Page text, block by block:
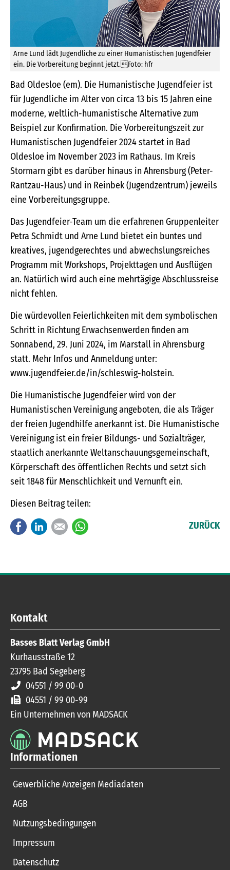
Arne Lund lädt Jugendliche zu einer Humanistischen Jugendfeier
ein. Die Vorbereitung beginnt jetzt.Foto: hfr
Bad Oldesloe (em). Die Humanistische Jugendfeier ist
für Jugendliche im Alter von circa 13 bis 15 Jahren eine
moderne, weltlich-humanistische Alternative zum
Beispiel zur Konfirmation. Die Vorbereitungszeit zur
Humanistischen Jugendfeier 2024 startet in Bad
Oldesloe im November 2023 im Rathaus. Im Kreis
Stormarn gibt es darüber hinaus in Ahrensburg (Peter-
Rantzau-Haus) und in Reinbek (Jugendzentrum) jeweils
eine Vorbereitungsgruppe.
Das Jugendfeier-Team um die erfahrenen Gruppenleiter
Petra Schmidt und Arne Lund bietet ein buntes und
kreatives, jugendgerechtes und abwechslungsreiches
Programm mit Workshops, Projekttagen und Ausflügen
an. Natürlich wird auch eine mehrtägige Abschlussreise
nicht fehlen.
Die würdevollen Feierlichkeiten mit dem symbolischen
Schritt in Richtung Erwachsenwerden finden am
Sonnabend, 29. Juni 2024, im Marstall in Ahrensburg
statt. Mehr Infos und Anmeldung unter:
www.jugendfeier.de/in/schleswig-holstein.
Die Humanistische Jugendfeier wird von der
Humanistischen Vereinigung angeboten, die als Träger
der freien Jugendhilfe anerkannt ist. Die Humanistische
Vereinigung ist ein freier Bildungs- und Sozialträger,
staatlich anerkannte Weltanschauungsgemeinschaft,
Körperschaft des öffentlichen Rechts und setzt sich
seit 1848 für Menschlichkeit und Vernunft ein.
Diesen Beitrag teilen:
FacebookLinkedInE-mail ZURÜCK
Kontakt
Basses Blatt Verlag GmbH
Kurhausstraße 12
23795 Bad Segeberg
04551 / 99 00-0
04551 / 99 00-99
Ein Unternehmen von MADSACK
Informationen
Gewerbliche Anzeigen Mediadaten
AGB
Nutzungsbedingungen
Impressum
Datenschutz